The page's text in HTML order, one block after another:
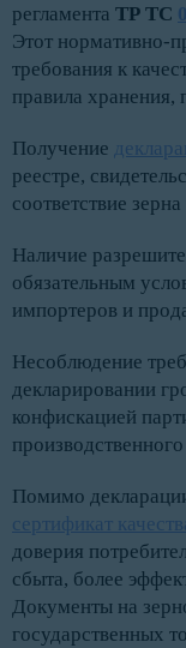
регламента ТР ТС
Этот нормативно-
требования к
правила хранения,
Получение
реестре,
соответствие
Наличие
обязательным
импортеров и
Несоблюдение
декларировании
конфискацией
Помимо
сертификат
доверия
сбыта, более
Документы на
государственных